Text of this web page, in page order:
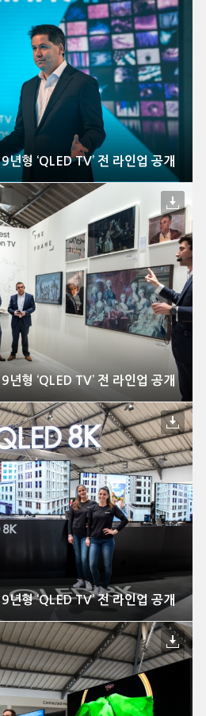
형 ‘QLED TV’ 전 라인업 공개
형 ‘QLED TV’ 전 라인업 공개
형 ‘QLED TV’ 전 라인업 공개